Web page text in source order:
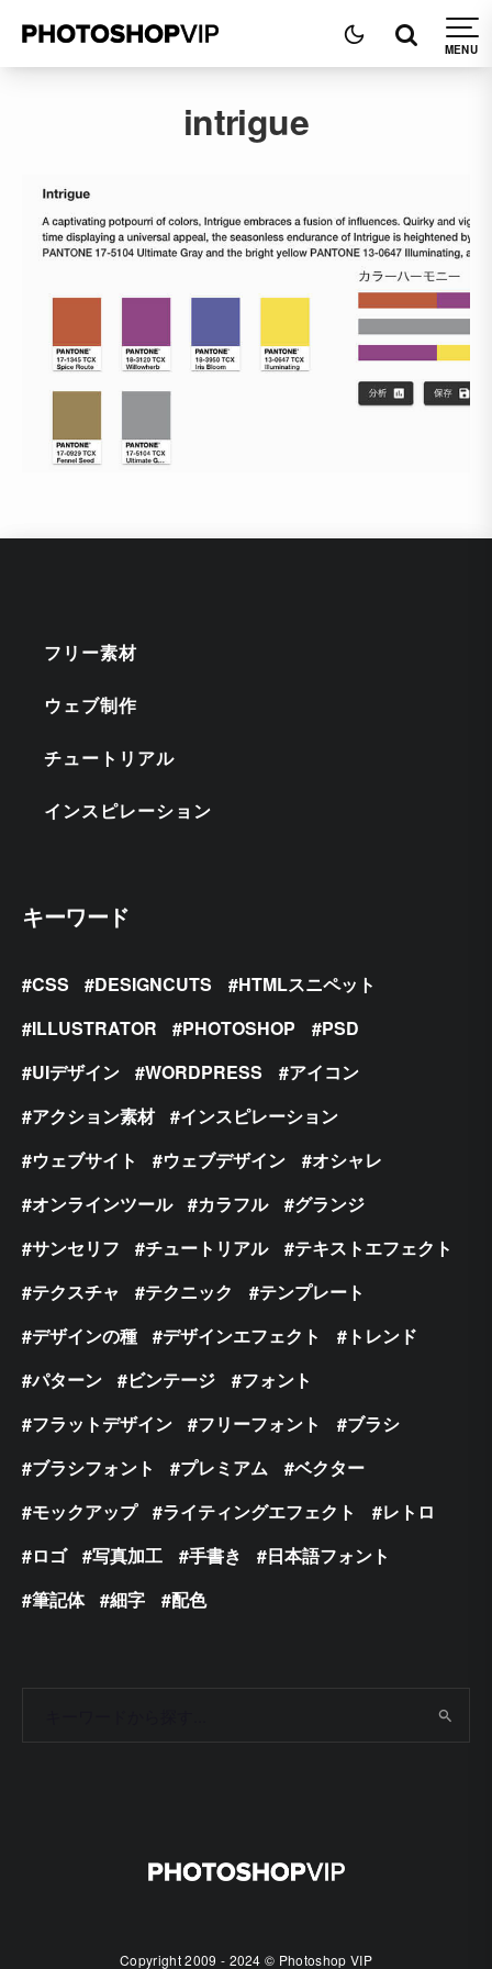
intrigue
フリー素材
ウェブ制作
チュートリアル
インスピレーション
キーワード
CSS DESIGNCUTS
HTMLスニペット
ILLUSTRATOR
PHOTOSHOP
PSD
UIデザイン
WORDPRESS
アイコン
アクション素材
インスピレーション
ウェブサイト
ウェブデザイン
オシャレ
オンラインツール
カラフル
グランジ
サンセリフ
チュートリアル
テキストエフェクト
テクスチャ
テクニック
テンプレート
デザインの種
デザインエフェクト
トレンド
パターン
ビンテージ
フォント
フラットデザイン
フリーフォント
ブラシ
ブラシフォント
プレミアム
ベクター
モックアップ
ライティングエフェクト
レトロ
ロゴ
写真加工 手書き
日本語フォント
筆記体
細字 配色
Copyright 2009 - 2024 © Photoshop VIP